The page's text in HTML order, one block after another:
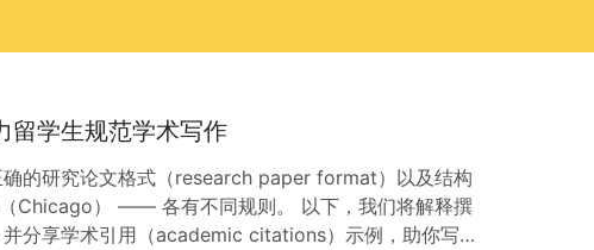
留学生规范学术写作
的研究论文格式（research paper format）以及结构
Chicago） —— 各有不同规则。 以下，我们将解释撰
分享学术引用（academic citations）示例，助你写出